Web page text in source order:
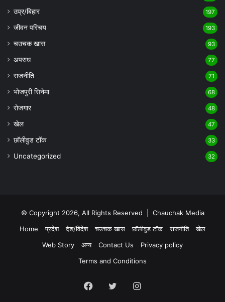
उप्र/बिहार 197
जीवन परिचय 193
चउचक खास 93
अपराध 77
राजनीति 71
भोजपुरी सिनेमा 68
रोजगार 48
खेल 47
छॉलीवुड टॉक 33
Uncategorized 32
© Copyright 2026, All Rights Reserved | Chauchak Media
Home
प्रदेश देश/विदेश चउचक खास छॉलीवुड टॉक राजनीति
खेल
Web Story
अन्य Contact Us
Privacy policy
Terms and Conditions
Facebook
TwitterInstagram